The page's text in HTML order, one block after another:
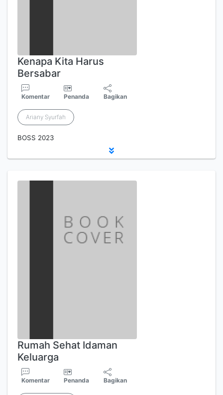
Kenapa Kita Harus
Bersabar
Komentar Penanda Bagikan
Ariany Syurfah
BOSS 2023
Rumah Sehat Idaman
Keluarga
Komentar Penanda Bagikan